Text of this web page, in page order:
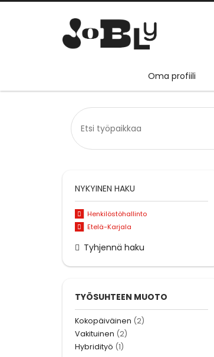
Oma profiili
NYKYINEN HAKU
Henkilöstöhallinto
Etelä-Karjala
Tyhjennä haku
TYÖSUHTEEN MUOTO
Kokopäiväinen (2)
Vakituinen (2)
Hybridityö (1)